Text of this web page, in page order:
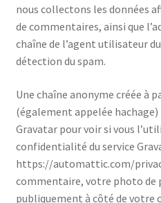
nous collectons les données
de commentaires, ainsi que
chaîne de l’agent utilisateur
détection du spam.
Une chaîne anonyme créée à
(également appelée
Gravatar pour voir si vous
confidentialité du service
https://automattic.com/
commentaire, votre photo de
publiquement à côté de votre